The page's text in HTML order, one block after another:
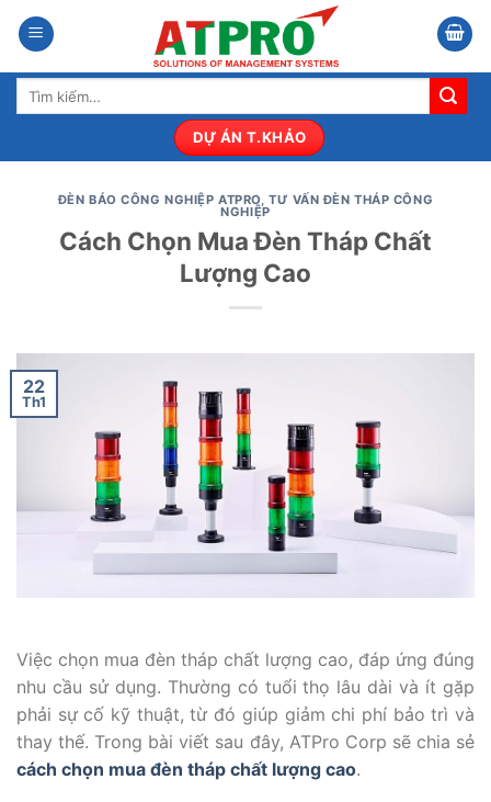
qua
nội
dung
Tìm
DỰ ÁN T.KHẢO
ĐÈN BÁO CÔNG NGHIỆP ATPRO, TƯ VẤN ĐÈN THÁP CÔNG
NGHIỆP
Cách Chọn Mua Đèn Tháp Chất
Lượng Cao
22
Th1
Việc chọn mua đèn tháp chất lượng cao, đáp ứng đúng
nhu cầu sử dụng. Thường có tuổi thọ lâu dài và ít gặp
phải sự cố kỹ thuật, từ đó giúp giảm chi phí bảo trì và
thay thế. Trong bài viết sau đây, ATPro Corp sẽ chia sẻ
cách chọn mua đèn tháp chất lượng cao.